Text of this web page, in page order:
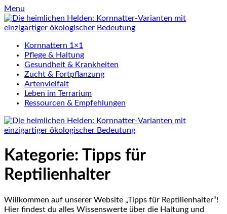
Skip
to
content
Menu
Kornnattern 1×1
Pflege & Haltung
Gesundheit & Krankheiten
Zucht & Fortpflanzung
Artenvielfalt
Leben im Terrarium
Ressourcen & Empfehlungen
Kategorie:
Tipps für
Reptilienhalter
Willkommen auf unserer Website „Tipps für Reptilienhalter“!
Hier findest du alles Wissenswerte über die Haltung und